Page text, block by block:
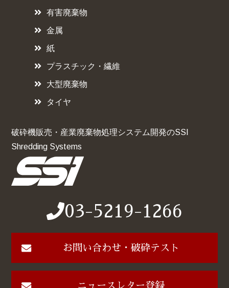
有害廃棄物
金属
紙
プラスチック・繊維
大型廃棄物
タイヤ
破砕機販売・産業廃棄物処理システム開発のSSI
Shredding Systems
03-5219-1266
お問い合わせ・破砕テスト
ニュースレター登録